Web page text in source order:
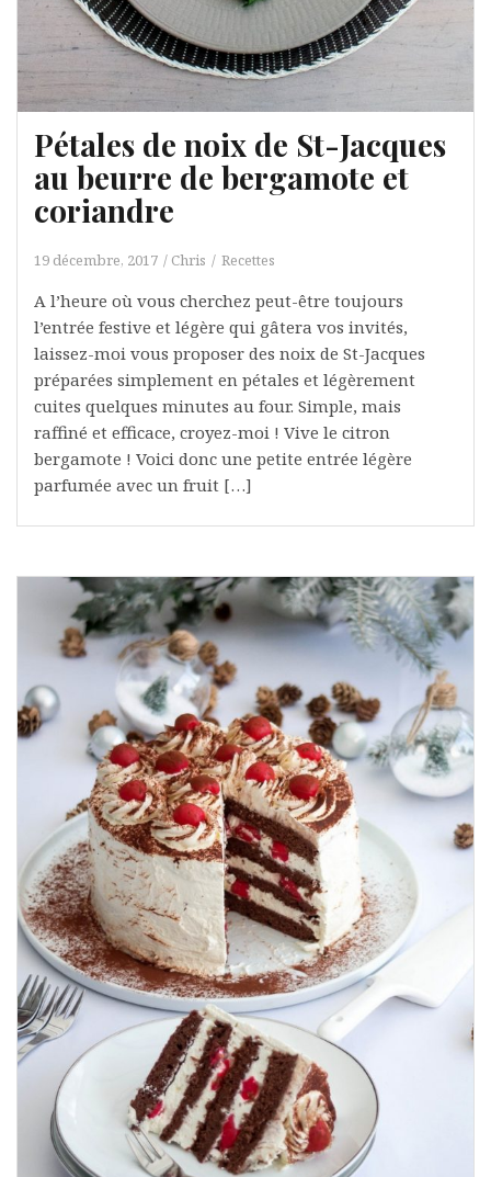
Pétales de noix de St-Jacques
au beurre de bergamote et
coriandre
19 décembre, 2017 Chris Recettes
A l’heure où vous cherchez peut-être toujours
l’entrée festive et légère qui gâtera vos invités,
laissez-moi vous proposer des noix de St-Jacques
préparées simplement en pétales et légèrement
cuites quelques minutes au four. Simple, mais
raffiné et efficace, croyez-moi ! Vive le citron
bergamote ! Voici donc une petite entrée légère
parfumée avec un fruit […]